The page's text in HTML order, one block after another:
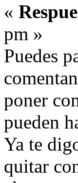
«
pm »
Puedes
poner
pueden
Ya te
quitar